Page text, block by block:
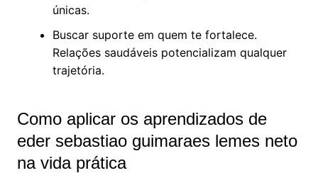
únicas.
Buscar suporte em quem te fortalece.
Relações saudáveis potencializam qualquer
trajetória.
Como aplicar os aprendizados de
eder sebastiao guimaraes lemes neto
na vida prática